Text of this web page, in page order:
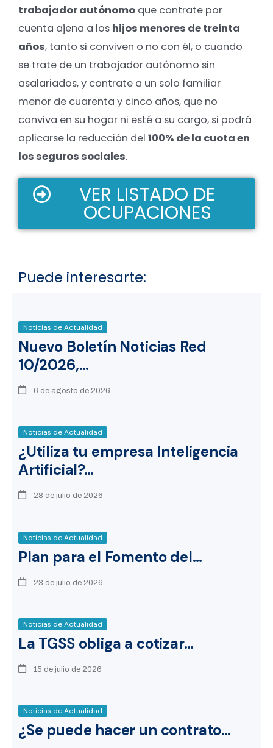
trabajador autónomo que contrate por
cuenta ajena a los hijos menores de treinta
años, tanto si conviven o no con él, o cuando
se trate de un trabajador autónomo sin
asalariados, y contrate a un solo familiar
menor de cuarenta y cinco años, que no
conviva en su hogar ni esté a su cargo, si podrá
aplicarse la reducción del 100% de la cuota en
los seguros sociales.
VER LISTADO DE
OCUPACIONES
Puede interesarte:
Noticias de Actualidad
Nuevo Boletín Noticias Red
10/2026,…
6 de agosto de 2026
Noticias de Actualidad
¿Utiliza tu empresa Inteligencia
Artificial?…
28 de julio de 2026
Noticias de Actualidad
Plan para el Fomento del…
23 de julio de 2026
Noticias de Actualidad
La TGSS obliga a cotizar…
15 de julio de 2026
Noticias de Actualidad
¿Se puede hacer un contrato…